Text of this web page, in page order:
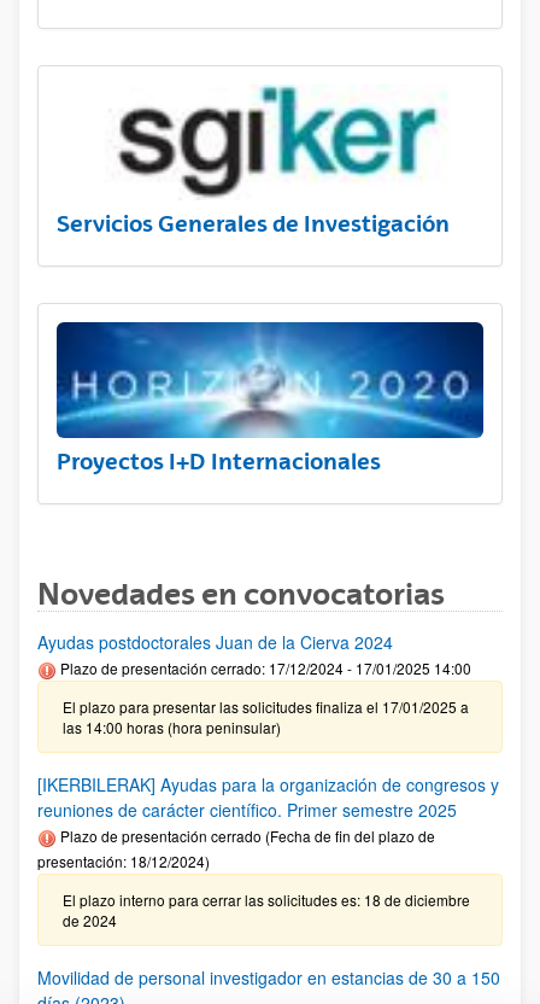
Servicios Generales de Investigación
Proyectos I+D Internacionales
Novedades en convocatorias
Ayudas postdoctorales Juan de la Cierva 2024
Plazo de presentación cerrado: 17/12/2024 - 17/01/2025 14:00
El plazo para presentar las solicitudes finaliza el 17/01/2025 a
las 14:00 horas (hora peninsular)
[IKERBILERAK] Ayudas para la organización de congresos y
reuniones de carácter científico. Primer semestre 2025
Plazo de presentación cerrado (Fecha de fin del plazo de
presentación: 18/12/2024)
El plazo interno para cerrar las solicitudes es: 18 de diciembre
de 2024
Movilidad de personal investigador en estancias de 30 a 150